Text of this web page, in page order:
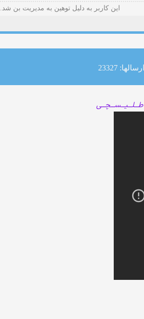
این کاربر به دلیل توهین به مدیریت بن شد.
ارسالها: 23327
طــلــیــســچــی